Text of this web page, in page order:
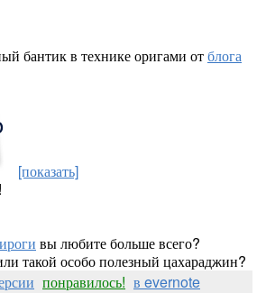
бантик в технике оригами отблога
[показать]
вы любите больше всего?
такой особо полезный цахараджин?
понравилось! в evernote